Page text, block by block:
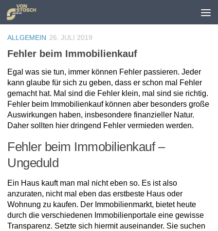
Zum Inhalt springen
ALLGEMEIN 26. JULI 2019
Fehler beim Immobilienkauf
Egal was sie tun, immer können Fehler passieren. Jeder
kann glaube für sich zu geben, dass er schon mal Fehler
gemacht hat. Mal sind die Fehler klein, mal sind sie richtig.
Fehler beim Immobilienkauf können aber besonders große
Auswirkungen haben, insbesondere finanzieller Natur.
Daher sollten hier dringend Fehler vermieden werden.
Fehler beim Immobilienkauf –
Ungeduld
Ein Haus kauft man mal nicht eben so. Es ist also
anzuraten, nicht mal eben das erstbeste Haus oder
Wohnung zu kaufen. Der Immobilienmarkt, bietet heute
durch die verschiedenen Immobilienportale eine gewisse
Transparenz. Setzte sich hiermit auseinander. Sie suchen